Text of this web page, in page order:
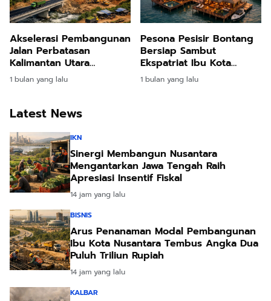
Akselerasi Pembangunan
Jalan Perbatasan
Kalimantan Utara
Wujudkan Pemerataan
Ekonomi Beranda Negara
1 bulan yang lalu
Pesona Pesisir Bontang
Bersiap Sambut
Ekspatriat Ibu Kota
Nusantara Lewat Resor
Terapung Premium
1 bulan yang lalu
Latest News
IKN
Sinergi Membangun Nusantara
Mengantarkan Jawa Tengah Raih
Apresiasi Insentif Fiskal
14 jam yang lalu
BISNIS
Arus Penanaman Modal Pembangunan
Ibu Kota Nusantara Tembus Angka Dua
Puluh Triliun Rupiah
14 jam yang lalu
KALBAR